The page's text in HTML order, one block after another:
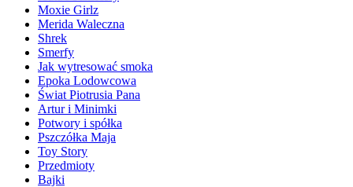
Moxie Girlz
Merida Waleczna
Shrek
Smerfy
Jak wytresować smoka
Epoka Lodowcowa
Świat Piotrusia Pana
Artur i Minimki
Potwory i spółka
Pszczółka Maja
Toy Story
Przedmioty
Bajki